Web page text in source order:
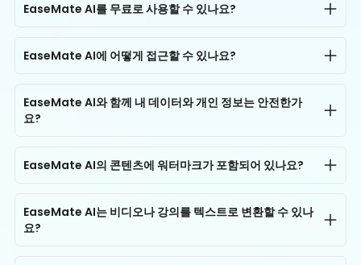
EaseMate AI를 무료로 사용할 수 있나요?
있는 서비스를 제공합니다. 각 사용자는 하루에 최대
미지 생성의 경우, 모든 사용자는 등록 없이 한 번 무료
로 사진이나 텍스트 메시지를 통해 AI로 이미지를 생성
있어 무료로 이미지를 생성하고 만드는 재미있고 매력
시도해 보고 싶다면 EaseMate AI의 등록 회원이 되면
무료로 체험할 수 있습니다.
EaseMate AI에 어떻게 접근할 수 있나요?
있습니다. 언제 어디서나 저희 플랫폼의 모든 AI 도구에
접근할 수 있습니다. 인터넷 연결이 있는 어떤 기기에서
EaseMate AI와 함께 내 데이터와 개인 정보는 안전한가
요?
보안을 핵심 원칙으로 설계되었습니다. 기업 수준의 암
의 데이터와 프라이버시는 유출, 침해 및 무단 접근으로
부터 완전히 보호됩니다. EaseMate AI는 모든 사용자
EaseMate AI의 콘텐츠에 워터마크가 포함되어 있나요?
지 또는 비디오가 워터마크 없이 제공된다고 보장합니
다.
EaseMate AI는 비디오나 강의를 텍스트로 변환할 수 있나
요?